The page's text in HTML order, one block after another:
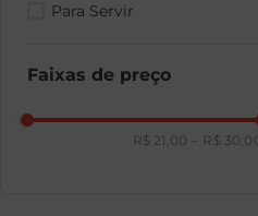
Para Servir
Faixas de preço
R$ 21,00 R$